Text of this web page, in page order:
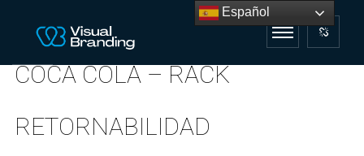
COCA COLA – RACK
RETORNABILIDAD
Español